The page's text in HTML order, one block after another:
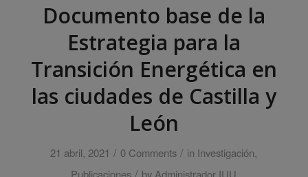
Documento base de la
Estrategia para la
Transición Energética en
las ciudades de Castilla y
León
21 abril, 2021 / 0 Comments / in Investigación,
Publicaciones / by Administrador IUU